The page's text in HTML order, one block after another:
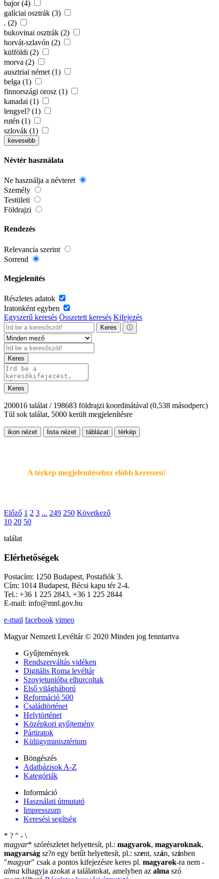
bajor (4)
galíciai osztrák (3)
. (2)
bukovinai osztrák (2)
horvát-szlavón (2)
külföldi (2)
morva (2)
ausztriai német (1)
belga (1)
finnországi orosz (1)
kanadai (1)
lengyel? (1)
rutén (1)
szlovák (1)
kevesebb
Névtér használata
Ne használja a névteret
Személy
Testületi
Földrajzi
Rendezés
Relevancia szerint
Sorrend
Megjelenítés
Részletes adatok
Iratonként egyben
Egyszerű keresés Összetett keresés Kifejezés
Keres ⓘ
Keres
Keres
200016 találat / 198683 földrajzi koordinátával (0,538 másodperc)
Túl sok találat, 5000 került megjelenítésre
ikon nézet lista nézet táblázat térkép
A térkép megjelenítéséhez elöbb keressen!
Előző 1 2 3 ... 249 250 Következő
10 20 50
találat
Elérhetőségek
Postacím: 1250 Budapest, Postafiók 3.
Cím: 1014 Budapest, Bécsi kapu tér 2-4.
Tel.: +36 1 225 2843, +36 1 225 2844
E-mail: info@mnl.gov.hu
e-mail facebook vimeo
Magyar Nemzeti Levéltár © 2020 Minden jog fenntartva
Gyűjtemények
Rendszerváltás vidéken
Digitális Roma levéltár
Szovjetunióba elhurcoltak
Első világháború
Reformáció 500
Családtörténet
Helytörténet
Középkori gyűjtemény
Pártiratok
Külügyminisztérium
Böngészés
Adatbázisok A-Z
Kategóriák
Információ
Használati útmutató
Impresszum
Keresési segítség
* ? " - \
magyar* szórészletet helyettesít, pl.: magyarok, magyaroknak,
magyarság sz?n egy betűt helyettesít, pl.: szent, szán, színben
"magyar" csak a pontos kifejezésre keres pl. magyarok-ra nem -
alma kihagyja azokat a találatokat, amelyben az alma szó